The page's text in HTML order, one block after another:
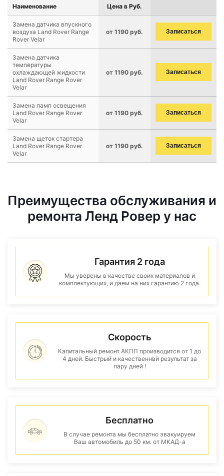
Наименование Цена в Руб.
Замена датчика впускного
воздуха Land Rover Range
Rover Velar
от 1190 руб. Записаться
Замена датчика
температуры
охлаждающей жидкости
Land Rover Range Rover
Velar
от 1190 руб. Записаться
Замена ламп освещения
Land Rover Range Rover
Velar
от 1190 руб. Записаться
Замена щеток стартера
Land Rover Range Rover
Velar
от 1190 руб. Записаться
Преимущества обслуживания и
ремонта Ленд Ровер у нас
Гарантия 2 года
Мы уверены в качестве своих материалов и
комплектующих, и даем на них гарантию 2 года.
Скорость
Капитальный ремонт АКПП производится от 1 до
4 дней. Быстрый и качественнвй результат за
пару дней !
Бесплатно
В случае ремонта мы бесплатно эвакуируем
Ваш автомобиль до 50 км. от МКАД-а